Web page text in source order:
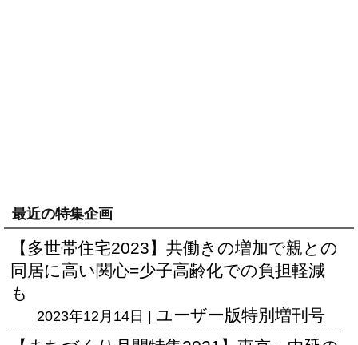
最近の特集企画
【多世帯住宅2023】共働きの増加で親との
同居に高い関心=少子高齢化での負担軽減
も
2023年12月14日 | ユーザー版特別増刊号